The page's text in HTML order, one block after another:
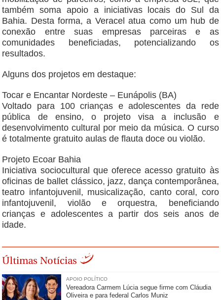
também soma apoio a iniciativas locais do Sul da
Bahia. Desta forma, a Veracel atua como um hub de
conexão entre suas empresas parceiras e as
comunidades beneficiadas, potencializando os
resultados.
Alguns dos projetos em destaque:
Tocar e Encantar Nordeste – Eunápolis (BA)
Voltado para 100 crianças e adolescentes da rede
pública de ensino, o projeto visa a inclusão e
desenvolvimento cultural por meio da música. O curso
é totalmente gratuito aulas de flauta doce ou violão.
Projeto Ecoar Bahia
Iniciativa sociocultural que oferece acesso gratuito às
oficinas de ballet clássico, jazz, dança contemporânea,
teatro infantojuvenil, musicalização, canto coral, coro
infantojuvenil, violão e orquestra, beneficiando
crianças e adolescentes a partir dos seis anos de
idade.
Últimas Notícias
APOIO POLÍTICO
Vereadora Carmem Lúcia segue firme com Cláudia
Oliveira e para federal Carlos Muniz